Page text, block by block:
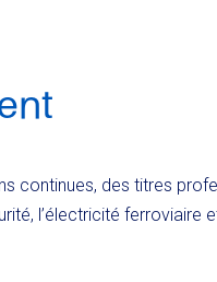
continues, des titres
l’électricité ferroviaire